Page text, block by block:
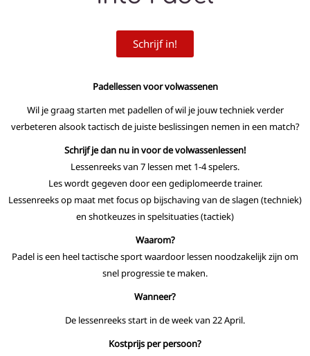
Schrijf in!
Padellessen voor volwassenen
Wil je graag starten met padellen of wil je jouw techniek verder
verbeteren alsook tactisch de juiste beslissingen nemen in een match?
Schrijf je dan nu in voor de volwassenlessen!
Lessenreeks van 7 lessen met 1-4 spelers.
Les wordt gegeven door een gediplomeerde trainer.
Lessenreeks op maat met focus op bijschaving van de slagen (techniek)
en shotkeuzes in spelsituaties (tactiek)
Waarom?
Padel is een heel tactische sport waardoor lessen noodzakelijk zijn om
snel progressie te maken.
Wanneer?
De lessenreeks start in de week van 22April.
Kostprijs per persoon?